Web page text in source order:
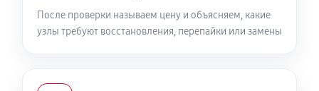
После проверки называем цену и объясняем, какие
узлы требуют восстановления, перепайки или замены